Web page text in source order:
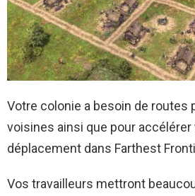
Votre colonie a besoin de routes
voisines ainsi que pour
déplacement dans Farthest
Vos travailleurs mettront